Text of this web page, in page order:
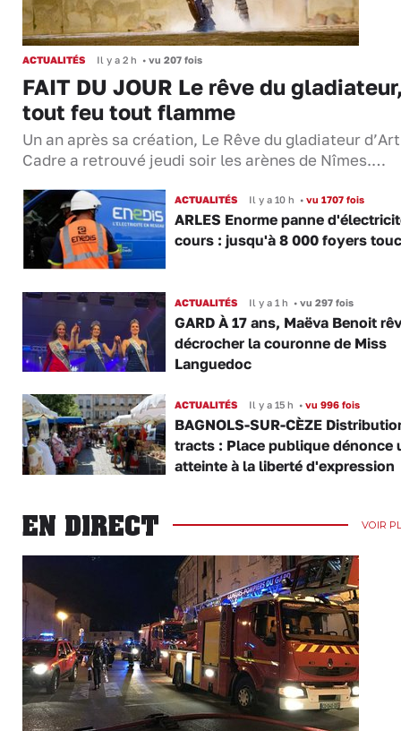
ACTUALITÉS Il y a 2 h • vu 207 fois
FAIT DU JOUR Le rêve du
tout feu tout flamme
Un an après sa création, Le Rêve du gladiateur
Cadre a retrouvé jeudi soir les arènes de Nîmes.…
ACTUALITÉS Il y a 10 h •vu 1707 fois
ARLES Enorme panne
cours : jusqu'à 8 000 foyers
ACTUALITÉS Il y a 1 h •vu 297 fois
GARD À 17 ans, Maëva Benoit
décrocher la couronne de Miss
Languedoc
ACTUALITÉS Il y a 15 h •vu 996 fois
BAGNOLS-SUR-CÈZE
tracts : Place publique dénonce
atteinte à la liberté d'expression
EN DIRECT VOIR